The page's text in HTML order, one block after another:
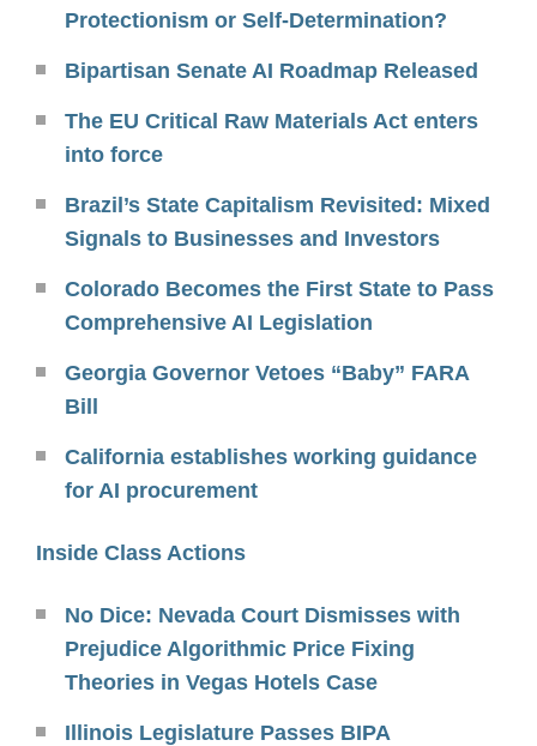
Protectionism or Self-Determination?
Bipartisan Senate AI Roadmap Released
The EU Critical Raw Materials Act enters
into force
Brazil’s State Capitalism Revisited: Mixed
Signals to Businesses and Investors
Colorado Becomes the First State to Pass
Comprehensive AI Legislation
Georgia Governor Vetoes “Baby” FARA
Bill
California establishes working guidance
for AI procurement
Inside Class Actions
No Dice: Nevada Court Dismisses with
Prejudice Algorithmic Price Fixing
Theories in Vegas Hotels Case
Illinois Legislature Passes BIPA